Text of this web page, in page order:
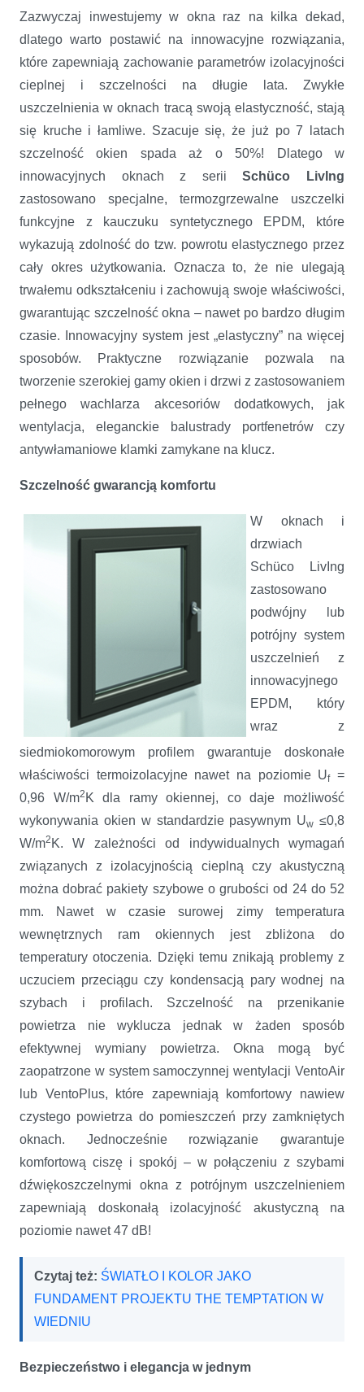
Zazwyczaj inwestujemy w okna raz na kilka dekad,
dlatego warto postawić na innowacyjne rozwiązania,
które zapewniają zachowanie parametrów izolacyjności
cieplnej i szczelności na długie lata. Zwykłe
uszczelnienia w oknach tracą swoją elastyczność, stają
się kruche i łamliwe. Szacuje się, że już po 7 latach
szczelność okien spada aż o 50%! Dlatego w
innowacyjnych oknach z seriiSchüco LivIng
zastosowano specjalne, termozgrzewalne uszczelki
funkcyjne z kauczuku syntetycznego EPDM, które
wykazują zdolność do tzw. powrotu elastycznego przez
cały okres użytkowania. Oznacza to, że nie ulegają
trwałemu odkształceniu i zachowują swoje właściwości,
gwarantując szczelność okna – nawet po bardzo długim
czasie. Innowacyjny system jest „elastyczny” na więcej
sposobów. Praktyczne rozwiązanie pozwala na
tworzenie szerokiej gamy okien i drzwi z zastosowaniem
pełnego wachlarza akcesoriów dodatkowych, jak
wentylacja, eleganckie balustrady portfenetrów czy
antywłamaniowe klamki zamykane na klucz.
Szczelność gwarancją komfortu
W oknach i
drzwiach
Schüco LivIng
zastosowano
podwójny lub
potrójny system
uszczelnień z
innowacyjnego
EPDM, który
wraz z
siedmiokomorowym profilem gwarantuje doskonałe
właściwości termoizolacyjne nawet na poziomie Uf=
0,96 W/m2 K dla ramy okiennej, co daje możliwość
wykonywania okien w standardzie pasywnym Uw ≤0,8
W/m2 K. W zależności od indywidualnych wymagań
związanych z izolacyjnością cieplną czy akustyczną
można dobrać pakiety szybowe o grubości od 24 do 52
mm. Nawet w czasie surowej zimy temperatura
wewnętrznych ram okiennych jest zbliżona do
temperatury otoczenia. Dzięki temu znikają problemy z
uczuciem przeciągu czy kondensacją pary wodnej na
szybach i profilach. Szczelność na przenikanie
powietrza nie wyklucza jednak w żaden sposób
efektywnej wymiany powietrza. Okna mogą być
zaopatrzone w system samoczynnej wentylacji VentoAir
lub VentoPlus, które zapewniają komfortowy nawiew
czystego powietrza do pomieszczeń przy zamkniętych
oknach. Jednocześnie rozwiązanie gwarantuje
komfortową ciszę i spokój – w połączeniu z szybami
dźwiękoszczelnymi okna z potrójnym uszczelnieniem
zapewniają doskonałą izolacyjność akustyczną na
poziomie nawet 47 dB!
Czytaj też: ŚWIATŁO I KOLOR JAKO
FUNDAMENT PROJEKTU THE TEMPTATION W
WIEDNIU
Bezpieczeństwo i elegancja w jednym